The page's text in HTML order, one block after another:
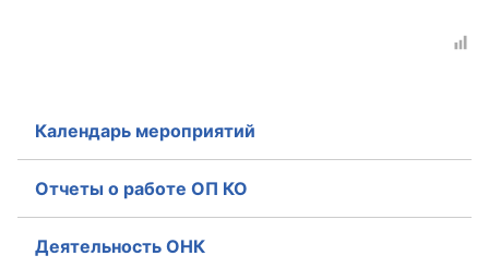
Календарь мероприятий
Отчеты о работе ОП КО
Деятельность ОНК